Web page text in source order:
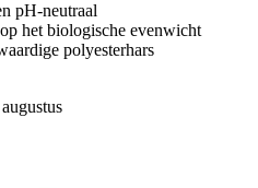
pH-neutraal
het biologische evenwicht
polyesterhars